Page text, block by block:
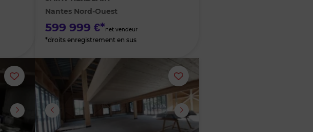
favorisNantes Nord-Ouest
599 999 €*net vendeur
*droits enregistrement en sus
Ajouter
ou
supprimer
Ajouter
ou
supprimer